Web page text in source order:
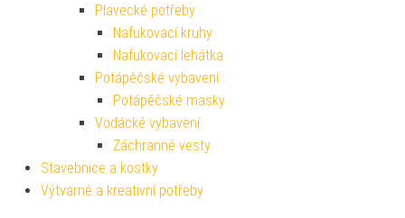
Plavecké potřeby
Nafukovací kruhy
Nafukovací lehátka
Potápěčské vybavení
Potápěčské masky
Vodácké vybavení
Záchranné vesty
Stavebnice a kostky
Výtvarné a kreativní potřeby